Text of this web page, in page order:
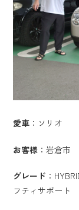
愛車 ：ソリオ
お客様 ：岩倉市
グレード ：
フティサポート